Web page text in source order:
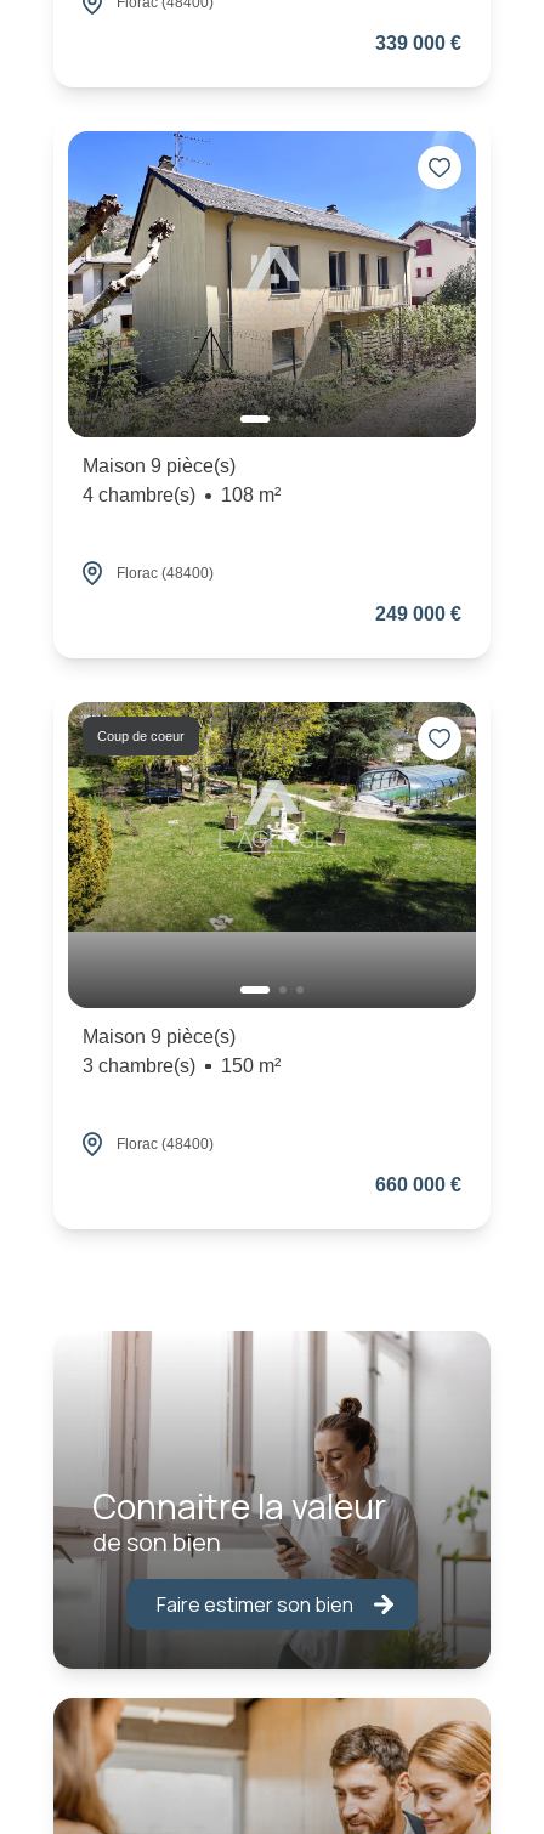
339 000 €
Maison 9 pièce(s)
4 chambre(s)
108 m²
Florac (48400)
249 000 €
Coup de coeur
Maison 9 pièce(s)
3 chambre(s)
150 m²
Florac (48400)
660 000 €
Connaitre la valeur
de son bien
Faire estimer son bien